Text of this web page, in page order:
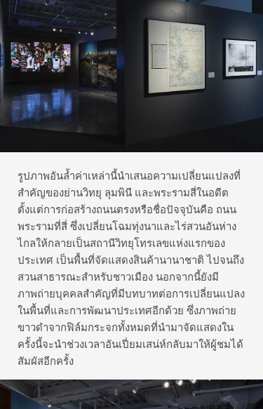
รูปภาพอันล้ำค่าเหล่านี้นำเสนอความเปลี่ยนแปลงที่
สำคัญของย่านวิทยุ ลุมพินี และพระรามสี่ในอดีต
ตั้งแต่การก่อสร้างถนนตรงหรือชื่อปัจจุบันคือ ถนน
พระรามที่สี่ ซึ่งเปลี่ยนโฉมทุ่งนาและไร่สวนอันห่าง
ไกลให้กลายเป็นสถานีวิทยุโทรเลขแห่งแรกของ
ประเทศ เป็นพื้นที่จัดแสดงสินค้านานาชาติ ไปจนถึง
สวนสาธารณะสำหรับชาวเมือง นอกจากนี้ยังมี
ภาพถ่ายบุคคลสำคัญที่มีบทบาทต่อการเปลี่ยนแปลง
ในพื้นที่และการพัฒนาประเทศอีกด้วย ซึ่งภาพถ่าย
ขาวดำจากฟิล์มกระจกทั้งหมดที่นำมาจัดแสดงใน
ครั้งนี้จะนำช่วงเวลาอันเปี่ยมเสน่ห์กลับมาให้ผู้ชมได้
สัมผัสอีกครั้ง